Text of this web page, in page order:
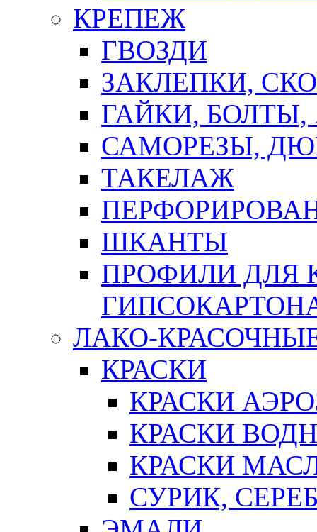
КРЕПЕЖ
ГВОЗДИ
ЗАКЛЕПКИ,
ГАЙКИ,
САМОРЕЗЫ,
ТАКЕЛАЖ
ШКАНТЫ
ПРОФИЛИ ДЛЯ
ЛАКО-
КРАСКИ
КРАСКИ
КРАСКИ
КРАСКИ
СУРИК,